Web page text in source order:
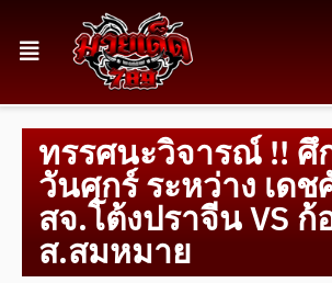
ทรรศนะวิจารณ์ !!
วันศุกร์ ระหว่าง เด
สจ.โต้งปราจีน VS
ส.สมหมาย